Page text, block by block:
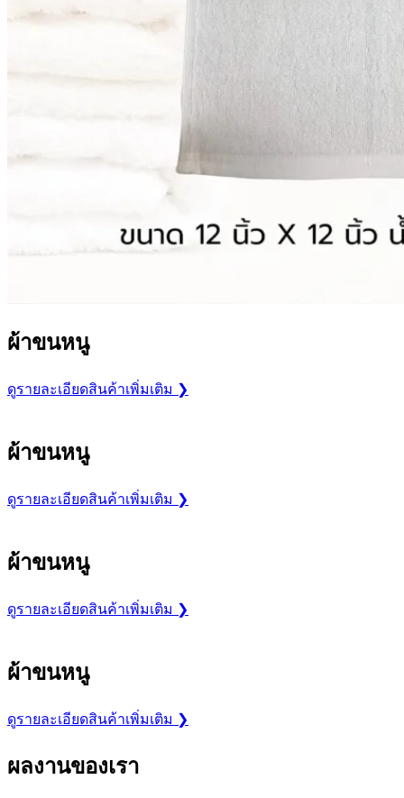
ผ้าขนหนู
ดูรายละเอียดสินค้าเพิ่มเติม ❯
ผ้าขนหนู
ดูรายละเอียดสินค้าเพิ่มเติม ❯
ผ้าขนหนู
ดูรายละเอียดสินค้าเพิ่มเติม ❯
ผ้าขนหนู
ดูรายละเอียดสินค้าเพิ่มเติม ❯
ผลงานของเรา